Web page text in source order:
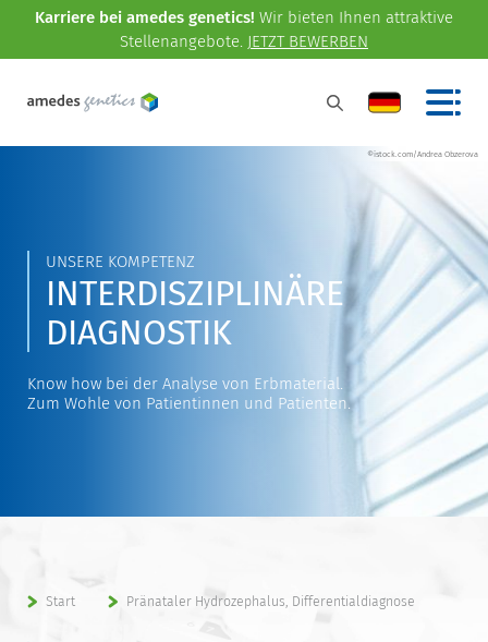
Karriere bei amedes genetics! Wir bieten Ihnen attraktive
Stellenangebote. JETZT BEWERBEN
©istock.com/Andrea Obzerova
UNSERE KOMPETENZ
INTERDISZIPLINÄRE
DIAGNOSTIK
Know how bei der Analyse von Erbmaterial.
Zum Wohle von Patientinnen und Patienten.
Start Pränataler Hydrozephalus, Differentialdiagnose